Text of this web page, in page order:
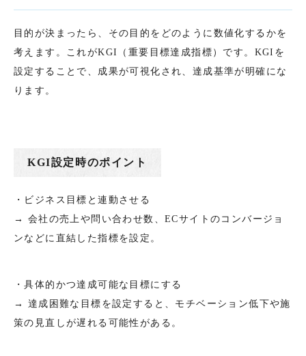
目的が決まったら、その目的をどのように数値化するかを
考えます。これがKGI（重要目標達成指標）です。KGIを
設定することで、成果が可視化され、達成基準が明確にな
ります。
KGI設定時のポイント
・ビジネス目標と連動させる
→ 会社の売上や問い合わせ数、ECサイトのコンバージョ
ンなどに直結した指標を設定。
・具体的かつ達成可能な目標にする
→ 達成困難な目標を設定すると、モチベーション低下や施
策の見直しが遅れる可能性がある。